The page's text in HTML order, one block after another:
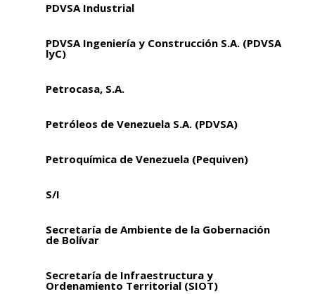
PDVSA Industrial
PDVSA Ingeniería y Construcción S.A. (PDVSA
lyC)
Petrocasa, S.A.
Petróleos de Venezuela S.A. (PDVSA)
Petroquímica de Venezuela (Pequiven)
S/I
Secretaría de Ambiente de la Gobernación
de Bolívar
Secretaría de Infraestructura y
Ordenamiento Territorial (SIOT)